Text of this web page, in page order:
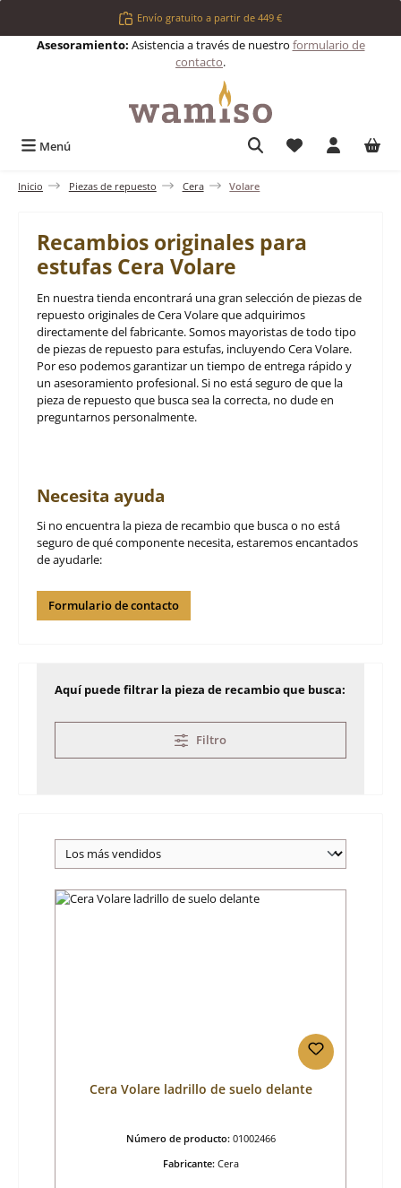
Saltar al contenido principalEnvío gratuito a partir de 449 €
Asesoramiento: Asistencia a través de nuestro formulario de
contacto.
Menú Tienes 0
Inicio Piezas de repuesto Cera Volare
Recambios originales para
estufas Cera Volare
En nuestra tienda encontrará una gran selección de piezas de
repuesto originales de Cera Volare que adquirimos
directamente del fabricante. Somos mayoristas de todo tipo
de piezas de repuesto para estufas, incluyendo Cera Volare.
Por eso podemos garantizar un tiempo de entrega rápido y
un asesoramiento profesional. Si no está seguro de que la
pieza de repuesto que busca sea la correcta, no dude en
preguntarnos personalmente.
Necesita ayuda
Si no encuentra la pieza de recambio que busca o no está
seguro de qué componente necesita, estaremos encantados
de ayudarle:
Formulario de contacto
Aquí puede filtrar la pieza de recambio que busca:
Filtro
Cera Volare ladrillo de suelo delante
Número de producto: 01002466
Fabricante: Cera